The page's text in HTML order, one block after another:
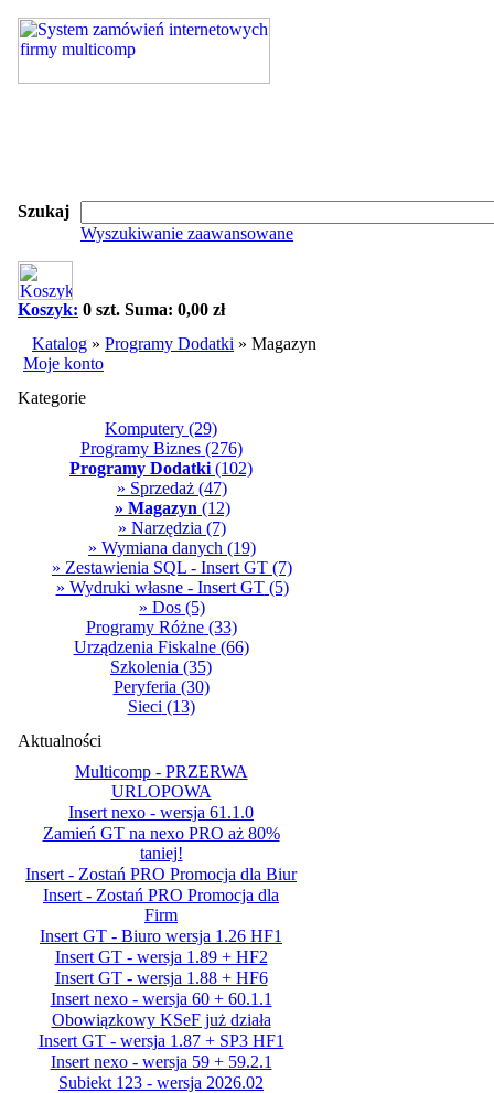
Szukaj
Wyszukiwanie zaawansowane
Koszyk: 0 szt. Suma: 0,00 zł
Katalog » Programy Dodatki » Magazyn
Moje konto
Kategorie
Komputery (29)
Programy Biznes(276)
Programy Dodatki (102)
» Sprzedaż (47)
» Magazyn (12)
» Narzędzia (7)
» Wymiana danych (19)
» Zestawienia SQL - Insert GT (7)
» Wydruki własne - Insert GT(5)
» Dos (5)
Programy Różne(33)
Urządzenia Fiskalne(66)
Szkolenia (35)
Peryferia (30)
Sieci (13)
Aktualności
Multicomp - PRZERWA
URLOPOWA
Insert nexo - wersja 61.1.0
Zamień GT na nexo PRO aż 80%
taniej!
Insert - Zostań PRO Promocja dla Biur
Insert - Zostań PRO Promocja dla
Firm
Insert GT - Biuro wersja 1.26 HF1
Insert GT - wersja 1.89 + HF2
Insert GT - wersja 1.88 + HF6
Insert nexo - wersja 60 + 60.1.1
Obowiązkowy KSeF już działa
Insert GT - wersja 1.87 + SP3 HF1
Insert nexo - wersja 59 + 59.2.1
Subiekt 123 - wersja 2026.02